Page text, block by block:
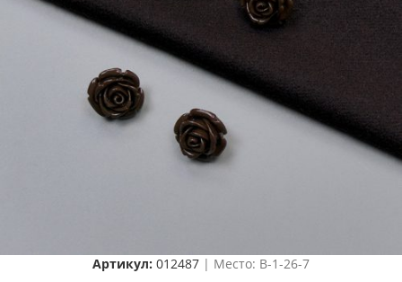
Артикул: 012487 | Место: B-1-26-7